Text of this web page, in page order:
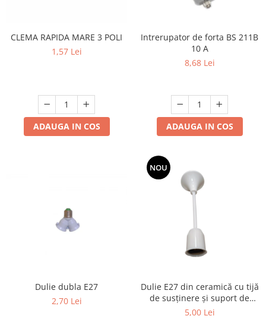
CLEMA RAPIDA MARE 3 POLI
1,57 Lei
ADAUGA IN COS
Intrerupator de forta BS 211B
10 A
8,68 Lei
ADAUGA IN COS
Dulie dubla E27
2,70 Lei
NOU
Dulie E27 din ceramică cu tijă
de susținere și suport de
mascare, cablu 2x0,5 mm²,
5,00 Lei